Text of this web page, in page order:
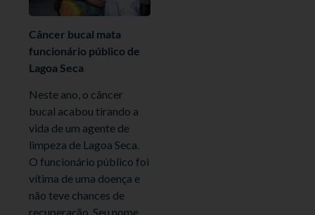
Câncer bucal mata
funcionário público de
Lagoa Seca
Neste ano, o câncer
bucal acabou tirando a
vida de um agente de
limpeza de Lagoa Seca.
O funcionário público foi
vítima de uma doença e
não teve chances de
recuperação. Seu nome